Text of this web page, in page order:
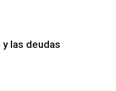
y las deudas